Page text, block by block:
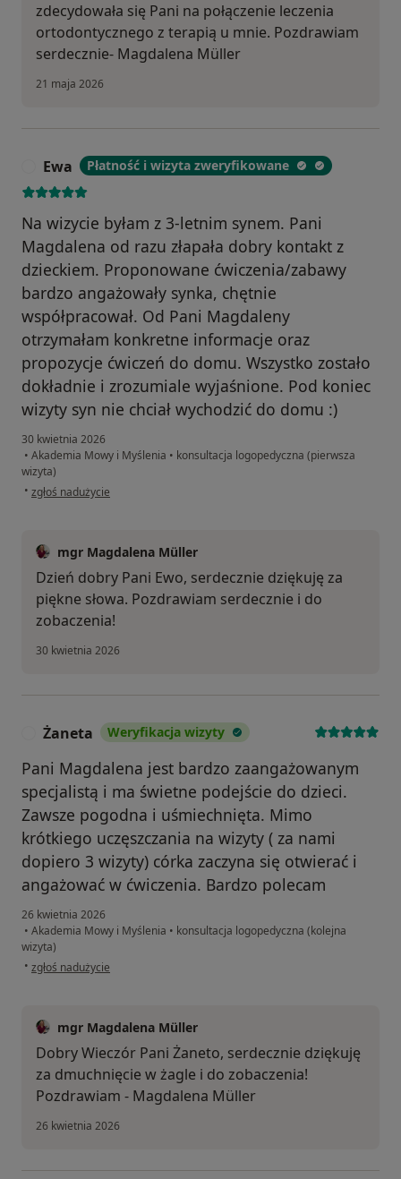
zdecydowała się Pani na połączenie leczenia
ortodontycznego z terapią u mnie. Pozdrawiam
serdecznie- Magdalena Müller
21 maja 2026
Ewa Płatność i wizyta zweryfikowane
Na wizycie byłam z 3-letnim synem. Pani
Magdalena od razu złapała dobry kontakt z
dzieckiem. Proponowane ćwiczenia/zabawy
bardzo angażowały synka, chętnie
współpracował. Od Pani Magdaleny
otrzymałam konkretne informacje oraz
propozycje ćwiczeń do domu. Wszystko zostało
dokładnie i zrozumiale wyjaśnione. Pod koniec
wizyty syn nie chciał wychodzić do domu :)
30 kwietnia 2026
• Akademia Mowy i Myślenia • konsultacja logopedyczna (pierwsza
wizyta)
• w opinii użytkownika Ewa
zgłoś nadużycie
mgr Magdalena Müller
Dzień dobry Pani Ewo, serdecznie dziękuję za
piękne słowa. Pozdrawiam serdecznie i do
zobaczenia!
30 kwietnia 2026
Żaneta Weryfikacja wizyty
Pani Magdalena jest bardzo zaangażowanym
specjalistą i ma świetne podejście do dzieci.
Zawsze pogodna i uśmiechnięta. Mimo
krótkiego uczęszczania na wizyty ( za nami
dopiero 3 wizyty) córka zaczyna się otwierać i
angażować w ćwiczenia. Bardzo polecam
26 kwietnia 2026
• Akademia Mowy i Myślenia • konsultacja logopedyczna (kolejna
wizyta)
• w opinii użytkownika Żaneta
zgłoś nadużycie
mgr Magdalena Müller
Dobry Wieczór Pani Żaneto, serdecznie dziękuję
za dmuchnięcie w żagle i do zobaczenia!
Pozdrawiam - Magdalena Müller
26 kwietnia 2026